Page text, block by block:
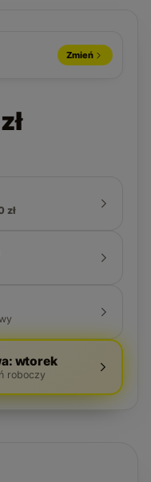
Zmień
zł
wtorek
roboczy